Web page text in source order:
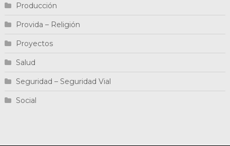
Producción
Provida – Religión
Proyectos
Salud
Seguridad – Seguridad Vial
Social